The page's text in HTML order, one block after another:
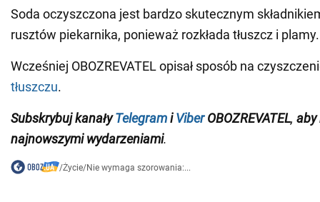
Soda oczyszczona jest bardzo skutecznym
rusztów piekarnika, ponieważ rozkłada tłuszcz i plamy.
Wcześniej OBOZREVATEL opisał sposób na
tłuszczu.
Subskrybuj kanałyTelegramiViberOBOZREVATEL, aby
najnowszymi wydarzeniami.
/Życie/Nie wymaga szorowania:...